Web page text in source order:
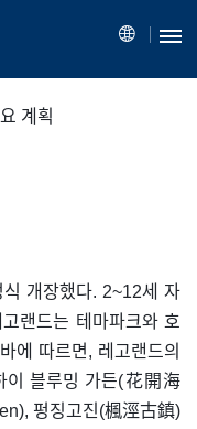
계획
개장했다. 2~12세 자
랜드는 테마파크와 호
에 따르면, 레고랜드의
이 블루밍 가든(花開海
펑징고진(楓涇古鎮)